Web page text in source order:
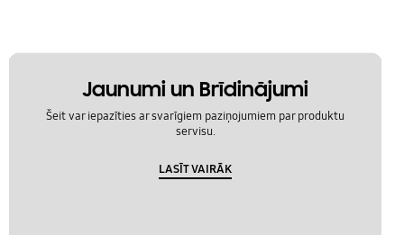
Jaunumi un Brīdinājumi
Šeit var iepazīties ar svarīgiem paziņojumiem par produktu
servisu.
LASĪT VAIRĀK